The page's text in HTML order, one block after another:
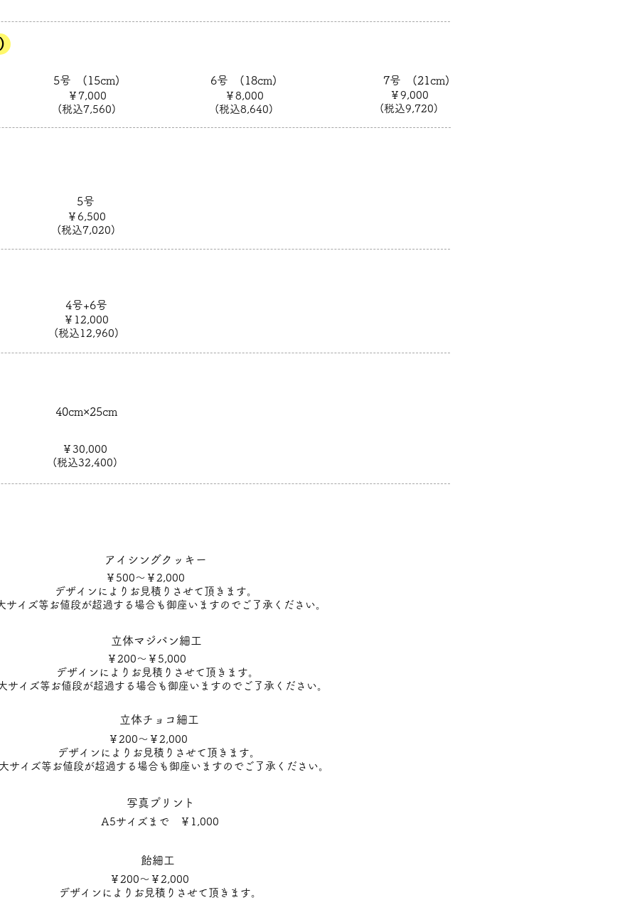
5号 (15cm)
￥7,000
(税込7,560)
6号 (18cm)
￥8,000
(税込8,640)
7号 (21cm)
￥9,000
(税込9,720)
5号
￥6,500
(税込7,020)
4号+6号
￥12,000
(税込12,960)
40cm×25cm
￥30,000
(税込32,400)
アイシングクッキー
￥500～￥2,000
デザインによりお見積りさせて頂きます。
サイズ等お値段が超過する場合も御座いますのでご了承ください。
立体マジパン細工
￥200～￥5,000
デザインによりお見積りさせて頂きます。
サイズ等お値段が超過する場合も御座いますのでご了承ください。
立体チョコ細工
￥200～￥2,000
デザインによりお見積りさせて頂きます。
サイズ等お値段が超過する場合も御座いますのでご了承ください。
写真プリント
A5サイズまで ￥1,000
飴細工
￥200～￥2,000
デザインによりお見積りさせて頂きます。